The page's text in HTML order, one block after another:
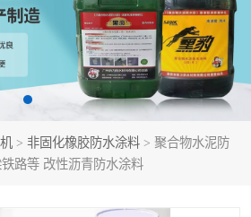
> 非固化橡胶防水涂料 > 聚合物水泥防
路等 改性沥青防水涂料
建筑108胶水
自粘卷材